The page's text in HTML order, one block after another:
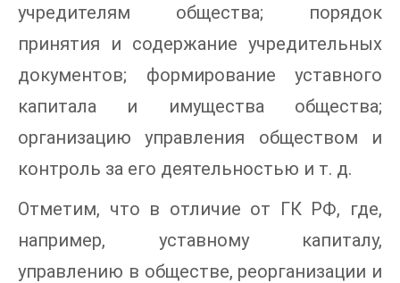
учредителям общества; порядок
принятия и содержание учредительных
документов; формирование уставного
капитала и имущества общества;
организацию управления обществом и
контроль за его деятельностью и т. д.
Отметим, что в отличие от ГК РФ, где,
например, уставному капиталу,
управлению в обществе, реорганизации и